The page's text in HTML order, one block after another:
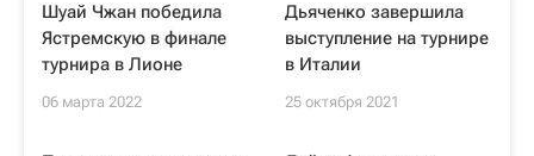
Шуай Чжан победила
Ястремскую в финале
турнира в Лионе
06 марта 2022
Дьяченко завершила
выступление на турнире
в Италии
25 октября 2021